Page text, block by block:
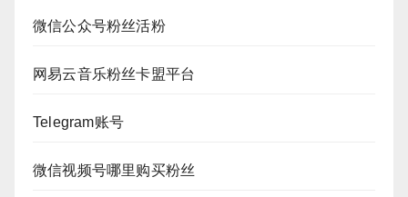
微信公众号粉丝活粉
网易云音乐粉丝卡盟平台
Telegram账号
微信视频号哪里购买粉丝